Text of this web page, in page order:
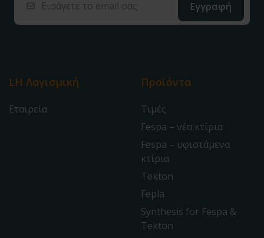
LH Λογισμική
Εταιρεία
Προϊόντα
Τιμές
Fespa – νέα κτίρια
Fespa – υφιστάμενα
κτίρια
Tekton
Fepla
Synthesis for Fespa &
Tekton